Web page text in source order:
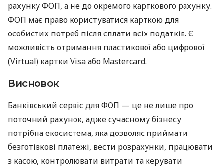
рахунку ФОП, а не до окремого карткового рахунку.
ФОП має право користуватися карткою для
особистих потреб після сплати всіх податків. Є
можливість отримання пластикової або цифрової
(Virtual) картки Visa або Mastercard.
Висновок
Банківський сервіс для ФОП — це не лише про
поточний рахунок, адже сучасному бізнесу
потрібна екосистема, яка дозволяє приймати
безготівкові платежі, вести розрахунки, працювати
з касою, контролювати витрати та керувати